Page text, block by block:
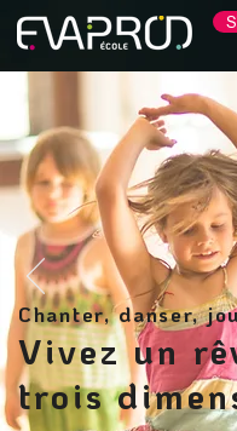
Chanter, danser,
Vivez un
trois